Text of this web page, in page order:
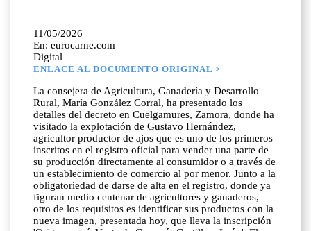
11/05/2026
En: eurocarne.com
Digital
ENLACE AL DOCUMENTO ORIGINAL >
La consejera de Agricultura, Ganadería y Desarrollo
Rural, María González Corral, ha presentado los
detalles del decreto en Cuelgamures, Zamora, donde ha
visitado la explotación de Gustavo Hernández,
agricultor productor de ajos que es uno de los primeros
inscritos en el registro oficial para vender una parte de
su producción directamente al consumidor o a través de
un establecimiento de comercio al por menor. Junto a la
obligatoriedad de darse de alta en el registro, donde ya
figuran medio centenar de agricultores y ganaderos,
otro de los requisitos es identificar sus productos con la
nueva imagen, presentada hoy, que lleva la inscripción